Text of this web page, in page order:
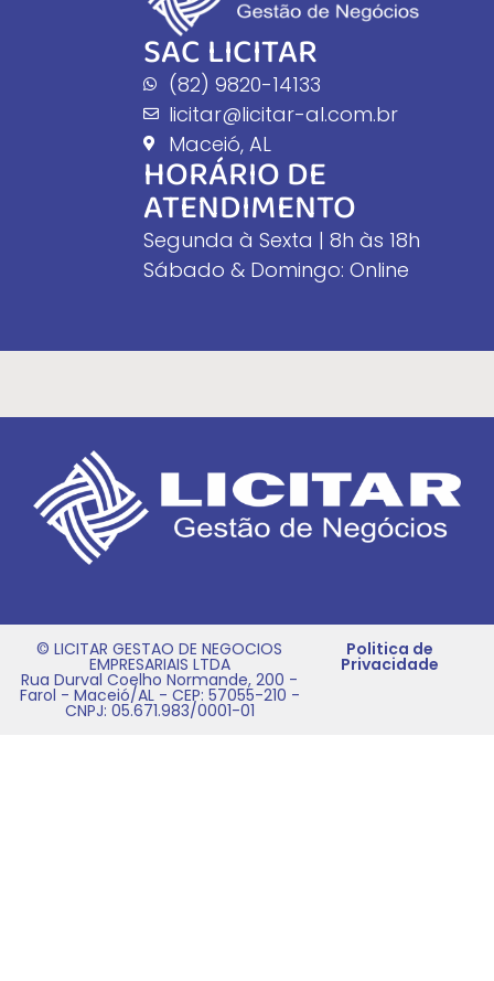
SAC LICITAR
(82) 9820-14133
licitar@licitar-al.com.br
Maceió, AL
HORÁRIO DE
ATENDIMENTO
Segunda à Sexta | 8h às 18h
Sábado & Domingo: Online
© LICITAR GESTAO DE NEGOCIOS
EMPRESARIAIS LTDA
Rua Durval Coelho Normande, 200 -
Farol - Maceió/AL - CEP: 57055-210 -
CNPJ: 05.671.983/0001-01
Politica de
Privacidade